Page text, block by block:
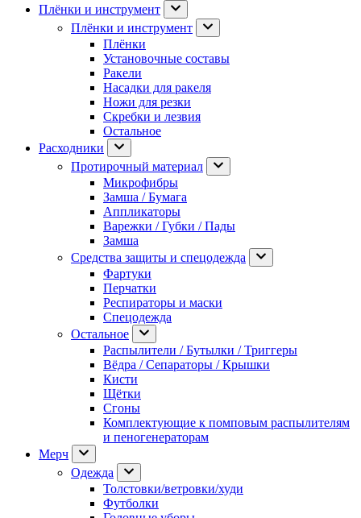
Плёнки и инструмент
Плёнки и инструмент
Плёнки
Установочные составы
Ракели
Насадки для ракеля
Ножи для резки
Скребки и лезвия
Остальное
Расходники
Протирочный материал
Микрофибры
Замша / Бумага
Аппликаторы
Варежки / Губки / Пады
Замша
Средства защиты и спецодежда
Фартуки
Перчатки
Респираторы и маски
Спецодежда
Остальное
Распылители / Бутылки / Триггеры
Вёдра / Сепараторы / Крышки
Кисти
Щётки
Сгоны
Комплектующие к помповым распылителям
и пеногенераторам
Мерч
Одежда
Толстовки/ветровки/худи
Футболки